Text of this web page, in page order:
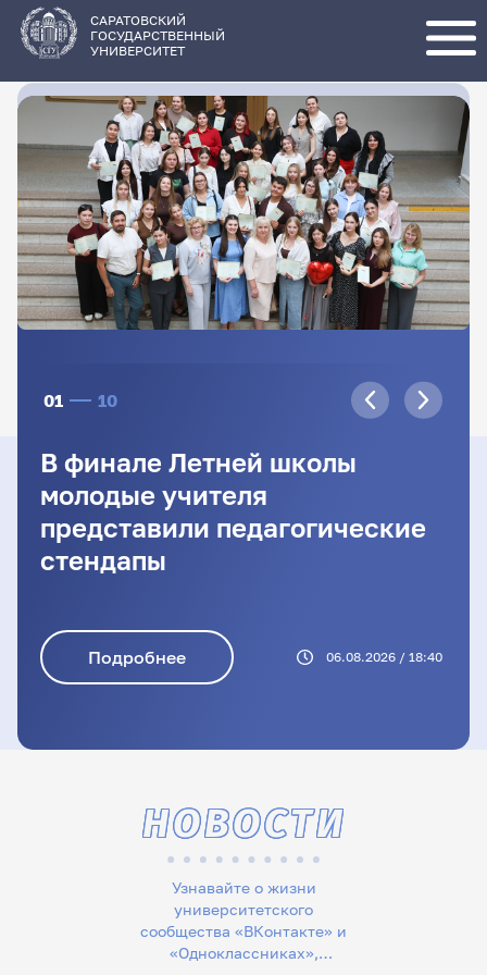
основному
содержанию
САРАТОВСКИЙ
ГОСУДАРСТВЕННЫЙ
УНИВЕРСИТЕТ
01 10
В финале Летней школы
молодые учителя
представили педагогические
стендапы
Подробнее 06.08.2026 / 18:40
Узнавайте о жизни
университетского
сообщества «ВКонтакте» и
«Одноклассниках»,
НОВОСТИ